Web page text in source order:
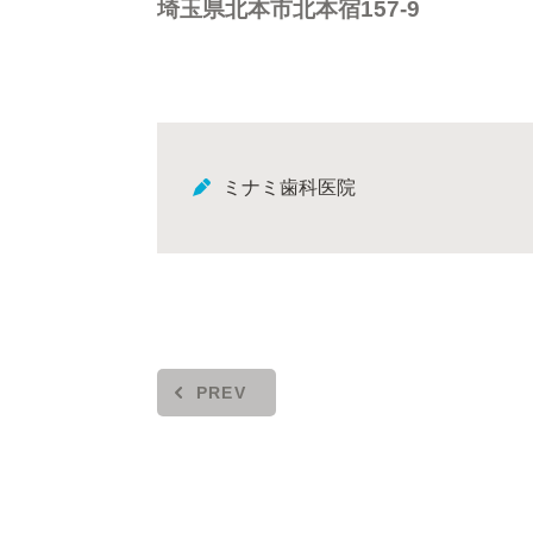
埼玉県北本市北本宿157-9
ミナミ歯科医院
PREV